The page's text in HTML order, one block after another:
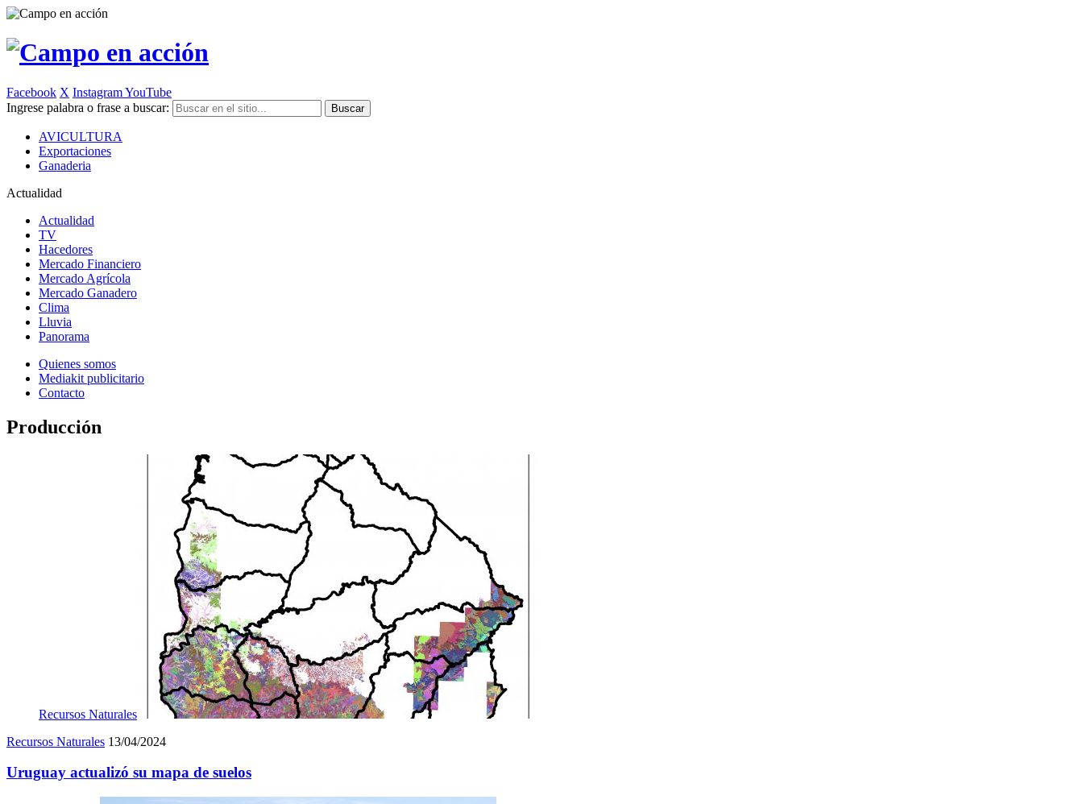
Facebook X InstagramYouTube
Ingrese palabra o frase a buscar:
AVICULTURA
Exportaciones
Ganaderia
Actualidad
Actualidad
TV
Hacedores
Mercado Financiero
Mercado Agrícola
Mercado Ganadero
Clima
Lluvia
Panorama
Quienes somos
Mediakit publicitario
Contacto
Producción
Recursos Naturales
Recursos Naturales 13/04/2024
Uruguay actualizó su mapa de suelos